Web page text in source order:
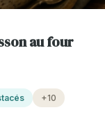
au four
+10